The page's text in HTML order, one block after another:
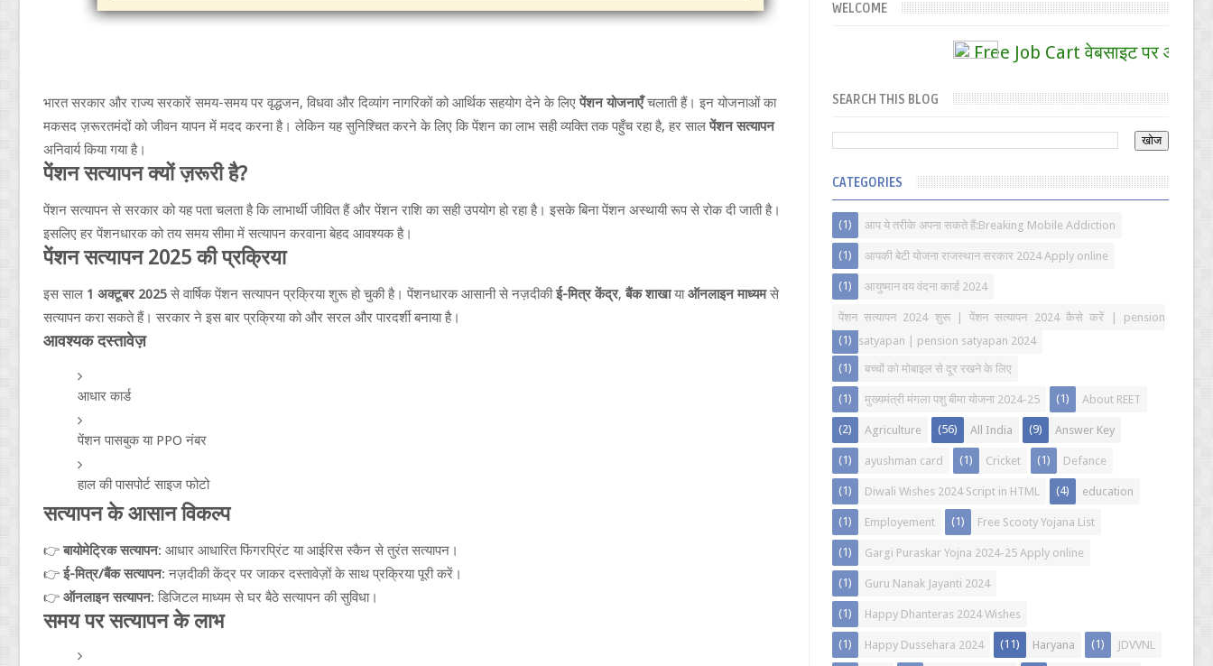
भारत सरकार और राज्य सरकारें समय-समय पर वृद्धजन, विधवा और दिव्यांग नागरिकों को आर्थिक सहयोग देने के लिए पेंशन योजनाएँचलाती हैं। इन योजनाओं का
मकसद ज़रूरतमंदों को जीवन यापन में मदद करना है। लेकिन यह सुनिश्चित करने के लिए कि पेंशन का लाभ सही व्यक्ति तक पहुँच रहा है, हर साल पेंशन सत्यापन
अनिवार्य किया गया है।
पेंशन सत्यापन क्यों ज़रूरी है?
पेंशन सत्यापन से सरकार को यह पता चलता है कि लाभार्थी जीवित हैं और पेंशन राशि का सही उपयोग हो रहा है। इसके बिना पेंशन अस्थायी रूप से रोक दी जाती है।
इसलिए हर पेंशनधारक को तय समय सीमा में सत्यापन करवाना बेहद आवश्यक है।
पेंशन सत्यापन 2025 की प्रक्रिया
इस साल 1 अक्टूबर 2025 से वार्षिक पेंशन सत्यापन प्रक्रिया शुरू हो चुकी है। पेंशनधारक आसानी से नज़दीकीई-मित्र केंद्र, बैंक शाखायाऑनलाइन माध्यमसे
सत्यापन करा सकते हैं। सरकार ने इस बार प्रक्रिया को और सरल और पारदर्शी बनाया है।
आवश्यक दस्तावेज़
आधार कार्ड
पेंशन पासबुक या PPO नंबर
हाल की पासपोर्ट साइज फोटो
सत्यापन के आसान विकल्प
👉 बायोमेट्रिक सत्यापन: आधार आधारित फिंगरप्रिंट या आईरिस स्कैन से तुरंत सत्यापन।
👉 ई-मित्र/बैंक सत्यापन: नज़दीकी केंद्र पर जाकर दस्तावेज़ों के साथ प्रक्रिया पूरी करें।
👉 ऑनलाइन सत्यापन: डिजिटल माध्यम से घर बैठे सत्यापन की सुविधा।
समय पर सत्यापन के लाभ
WELCOME
Free Job Cart वेबसाइट पर आपका
SEARCH THIS BLOG
CATEGORIES
आप ये तरीके अपना सकते हैं:Breaking Mobile Addiction
(1)
आपकी बेटी योजना राजस्थान सरकार 2024 Apply online
(1)
आयुष्मान वय वंदना कार्ड 2024
(1)
पेंशन सत्यापन 2024 शुरू | पेंशन सत्यापन 2024 कैसे करें | pension
satyapan | pension satyapan 2024
(1)
बच्चों को मोबाइल से दूर रखने के लिए
(1)
मुख्यमंत्री मंगला पशु बीमा योजना 2024-25
(1) About REET
(1)
Agriculture
(2) All India
(56) Answer Key
(9)
ayushman card
(1) Cricket
(1) Defance
(1)
Diwali Wishes 2024 Script in HTML
(1) education
(4)
Employement
(1) Free Scooty Yojana List
(1)
Gargi Puraskar Yojna 2024-25 Apply online
(1)
Guru Nanak Jayanti 2024
(1)
Happy Dhanteras 2024 Wishes
(1)
Happy Dussehara 2024
(1) Haryana
(11) JDVVNL
(1)